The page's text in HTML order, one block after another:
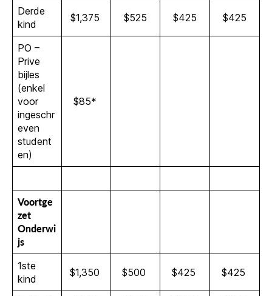
Derde
kind
$1,375 $525 $425 $425
PO –
Prive
bijles
(enkel
voor
ingeschr
even
student
en)
$85*
Voortge
zet
Onderwi
js
1ste
kind
$1,350 $500 $425 $425